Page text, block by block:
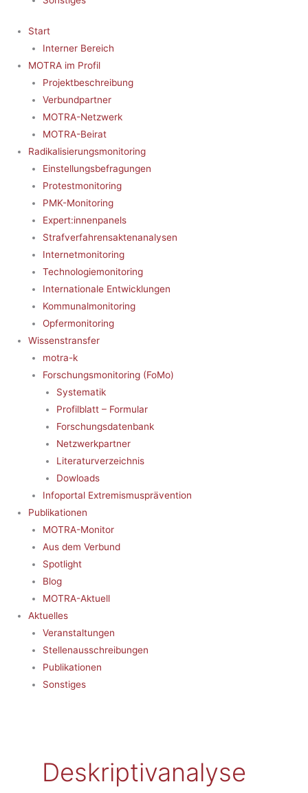
Start
Interner Bereich
MOTRA im Profil
Projektbeschreibung
Verbundpartner
MOTRA-Netzwerk
MOTRA-Beirat
Radikalisierungsmonitoring
Einstellungsbefragungen
Protestmonitoring
PMK-Monitoring
Expert:innenpanels
Strafverfahrensaktenanalysen
Internetmonitoring
Technologiemonitoring
Internationale Entwicklungen
Kommunalmonitoring
Opfermonitoring
Wissenstransfer
motra-k
Forschungsmonitoring (FoMo)
Systematik
Profilblatt – Formular
Forschungsdatenbank
Netzwerkpartner
Literaturverzeichnis
Dowloads
Infoportal Extremismusprävention
Publikationen
MOTRA-Monitor
Aus dem Verbund
Spotlight
Blog
MOTRA-Aktuell
Aktuelles
Veranstaltungen
Stellenausschreibungen
Publikationen
Sonstiges
Deskriptivanalyse